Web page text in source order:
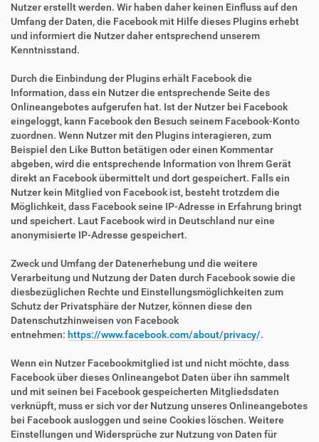
Nutzer erstellt werden. Wir haben daher keinen Einfluss auf den
Umfang der Daten, die Facebook mit Hilfe dieses Plugins erhebt
und informiert die Nutzer daher entsprechend unserem
Kenntnisstand.
Durch die Einbindung der Plugins erhält Facebook die
Information, dass ein Nutzer die entsprechende Seite des
Onlineangebotes aufgerufen hat. Ist der Nutzer bei Facebook
eingeloggt, kann Facebook den Besuch seinem Facebook-Konto
zuordnen. Wenn Nutzer mit den Plugins interagieren, zum
Beispiel den Like Button betätigen oder einen Kommentar
abgeben, wird die entsprechende Information von Ihrem Gerät
direkt an Facebook übermittelt und dort gespeichert. Falls ein
Nutzer kein Mitglied von Facebook ist, besteht trotzdem die
Möglichkeit, dass Facebook seine IP-Adresse in Erfahrung bringt
und speichert. Laut Facebook wird in Deutschland nur eine
anonymisierte IP-Adresse gespeichert.
Zweck und Umfang der Datenerhebung und die weitere
Verarbeitung und Nutzung der Daten durch Facebook sowie die
diesbezüglichen Rechte und Einstellungsmöglichkeiten zum
Schutz der Privatsphäre der Nutzer, können diese den
Datenschutzhinweisen von Facebook
entnehmen: https://www.facebook.com/about/privacy/.
Wenn ein Nutzer Facebookmitglied ist und nicht möchte, dass
Facebook über dieses Onlineangebot Daten über ihn sammelt
und mit seinen bei Facebook gespeicherten Mitgliedsdaten
verknüpft, muss er sich vor der Nutzung unseres Onlineangebotes
bei Facebook ausloggen und seine Cookies löschen. Weitere
Einstellungen und Widersprüche zur Nutzung von Daten für